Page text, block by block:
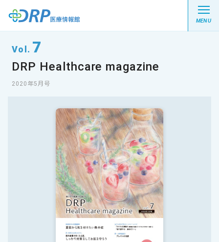
MENU
最新の注目記事
栄養健康レシピ
医療系学生記事
健康川柳
DRP医療情報館とは?
Vol. 7
DRP Healthcare magazine
2020年5月号